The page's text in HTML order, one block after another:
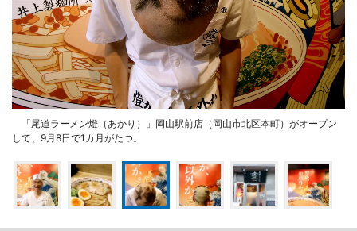
「尾道ラーメン燈（あかり）」岡山駅前店（岡山市北区本町）がオープン
して、9月8日で1カ月がたつ。